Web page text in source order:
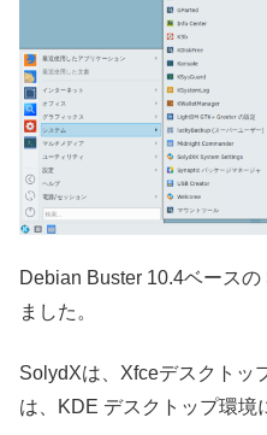
Debian Buster 10.4ベース
ました。
SolydXは、Xfceデスクトッ
は、KDE デスクトップ環境